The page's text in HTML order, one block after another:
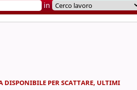
in
DISPONIBILE PER SCATTARE, ULTIMI